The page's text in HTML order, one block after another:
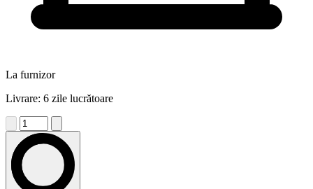
La furnizor
Livrare: 6 zile lucrătoare